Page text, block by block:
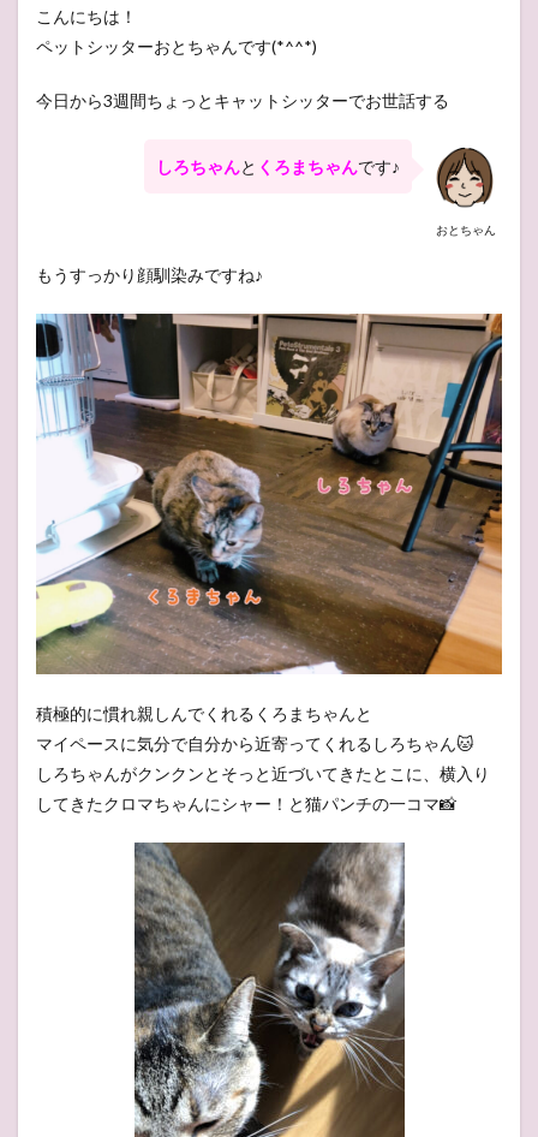
こんにちは！
ペットシッターおとちゃんです(*^^*)
今日から3週間ちょっとキャットシッターでお世話する
おとちゃん
しろちゃんと くろまちゃんです♪
もうすっかり顔馴染みですね♪
積極的に慣れ親しんでくれるくろまちゃんと
マイペースに気分で自分から近寄ってくれるしろちゃん🐱
しろちゃんがクンクンとそっと近づいてきたとこに、横入り
してきたクロマちゃんにシャー！と猫パンチの一コマ📸